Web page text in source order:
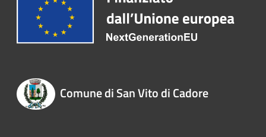
Comune di San Vito di Cadore